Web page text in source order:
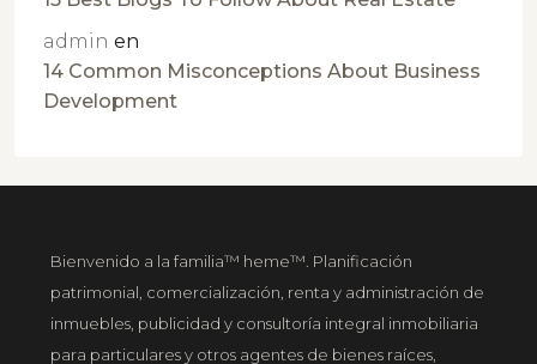
admin en
14 Common Misconceptions About Business
Development
Bienvenido a la familia™ heme™. Planificación
patrimonial, comercialización, renta y administración de
inmuebles, publicidad y consultoría integral inmobiliaria
para particulares y otros agentes de bienes raíces,